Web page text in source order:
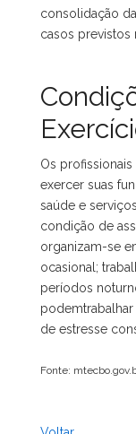
consolidação
casos previstos
Os
exercer suas
saúde e
condição de
organizam-se
ocasional;
períodos
de estresse
Fonte: